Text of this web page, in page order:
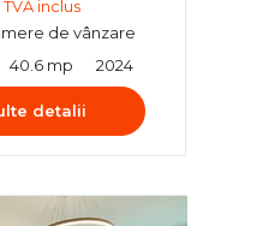
TVA inclus
de vânzare
40.6 mp 2024
detalii